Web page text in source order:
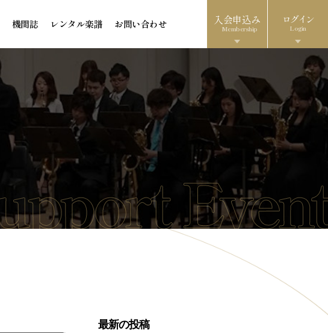
機関誌 レンタル楽譜 お問い合わせ 入会申込み
Membership
ログイン
Login
最新の投稿